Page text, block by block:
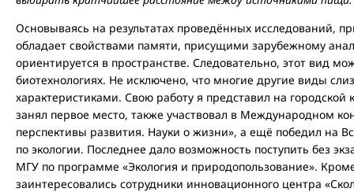
Основываясь на результатах проведённых исследований,
обладает свойствами памяти, присущими зарубежному
ориентируется в пространстве. Следовательно, этот вид
биотехнологиях. Не исключено, что многие другие виды
характеристиками. Свою работу я представил на
занял первое место, также участвовал в Международном
перспективы развития. Науки о жизни», а ещё победил на
по экологии. Последнее дало возможность поступить без
МГУ по программе «Экология и природопользование».
заинтересовались сотрудники инновационного центра